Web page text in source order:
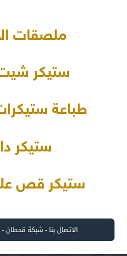
ملصقات
ستيكر
طباعة
ستيكر
ستيكر قص
الاتصال بنا -شبكة قحطان-